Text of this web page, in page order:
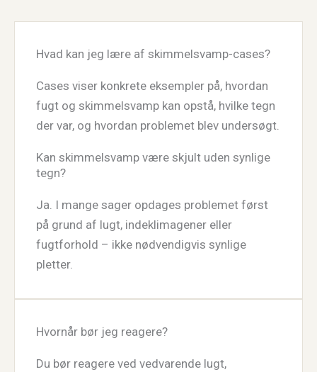
Hvad kan jeg lære af skimmelsvamp-cases?
Cases viser konkrete eksempler på, hvordan
fugt og skimmelsvamp kan opstå, hvilke tegn
der var, og hvordan problemet blev undersøgt.
Kan skimmelsvamp være skjult uden synlige
tegn?
Ja. I mange sager opdages problemet først
på grund af lugt, indeklimagener eller
fugtforhold – ikke nødvendigvis synlige
pletter.
Hvornår bør jeg reagere?
Du bør reagere ved vedvarende lugt,